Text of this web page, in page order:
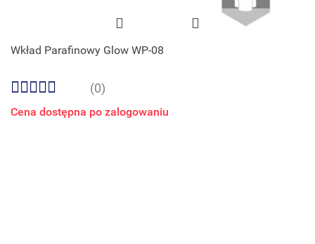
Wkład Parafinowy Glow WP-08
(0)
Cena dostępna po zalogowaniu